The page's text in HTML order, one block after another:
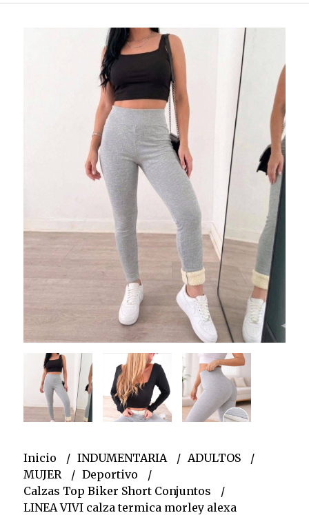
Inicio INDUMENTARIA
ADULTOS
MUJER
Deportivo
Calzas Top Biker Short Conjuntos
LINEA VIVI calza termica morley alexa